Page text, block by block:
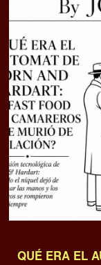
QUÉ ERA EL